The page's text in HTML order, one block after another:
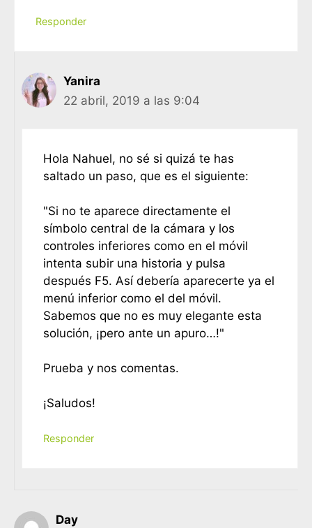
Responder
Yanira
22 abril, 2019 a las 9:04
Hola Nahuel, no sé si quizá te has
saltado un paso, que es el siguiente:
"Si no te aparece directamente el
símbolo central de la cámara y los
controles inferiores como en el móvil
intenta subir una historia y pulsa
después F5. Así debería aparecerte ya el
menú inferior como el del móvil.
Sabemos que no es muy elegante esta
solución, ¡pero ante un apuro…!"
Prueba y nos comentas.
¡Saludos!
Responder
Day